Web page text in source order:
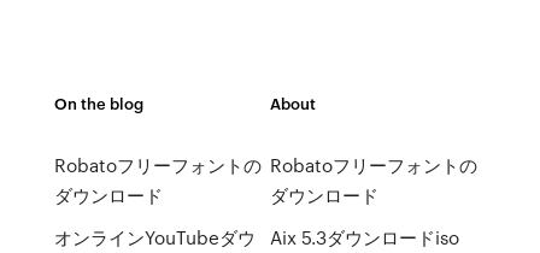
On the blog
Robatoフリーフォントの
ダウンロード
オンラインYouTubeダウ
About
Robatoフリーフォントの
ダウンロード
Aix 5.3ダウンロードiso